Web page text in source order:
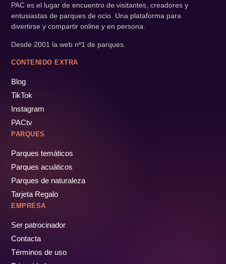
PAC es el lugar de encuentro de visitantes, creadores y
entusiastas de parques de ocio. Una plataforma para
divertirse y compartir online y en persona.
Desde 2001 la web nº1 de parques.
CONTENIDO EXTRA
Blog
TikTok
Instagram
PACtv
PARQUES
Parques temáticos
Parques acuáticos
Parques de naturaleza
Tarjeta Regalo
EMPRESA
Ser patrocinador
Contacta
Términos de uso